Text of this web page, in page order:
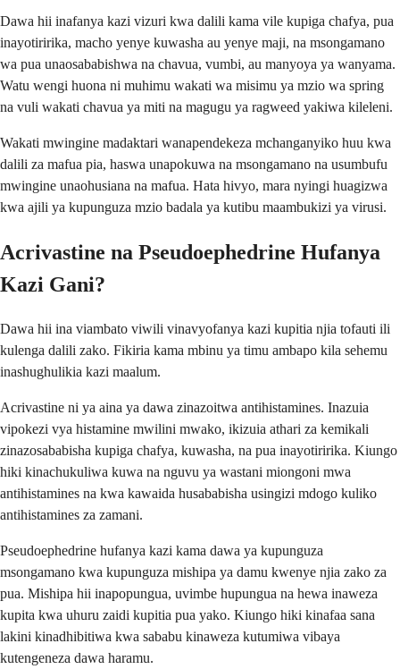
Dawa hii inafanya kazi vizuri kwa dalili kama vile kupiga chafya, pua
inayotiririka, macho yenye kuwasha au yenye maji, na msongamano
wa pua unaosababishwa na chavua, vumbi, au manyoya ya wanyama.
Watu wengi huona ni muhimu wakati wa misimu ya mzio wa spring
na vuli wakati chavua ya miti na magugu ya ragweed yakiwa kileleni.
Wakati mwingine madaktari wanapendekeza mchanganyiko huu kwa
dalili za mafua pia, haswa unapokuwa na msongamano na usumbufu
mwingine unaohusiana na mafua. Hata hivyo, mara nyingi huagizwa
kwa ajili ya kupunguza mzio badala ya kutibu maambukizi ya virusi.
Acrivastine na Pseudoephedrine Hufanya
Kazi Gani?
Dawa hii ina viambato viwili vinavyofanya kazi kupitia njia tofauti ili
kulenga dalili zako. Fikiria kama mbinu ya timu ambapo kila sehemu
inashughulikia kazi maalum.
Acrivastine ni ya aina ya dawa zinazoitwa antihistamines. Inazuia
vipokezi vya histamine mwilini mwako, ikizuia athari za kemikali
zinazosababisha kupiga chafya, kuwasha, na pua inayotiririka. Kiungo
hiki kinachukuliwa kuwa na nguvu ya wastani miongoni mwa
antihistamines na kwa kawaida husababisha usingizi mdogo kuliko
antihistamines za zamani.
Pseudoephedrine hufanya kazi kama dawa ya kupunguza
msongamano kwa kupunguza mishipa ya damu kwenye njia zako za
pua. Mishipa hii inapopungua, uvimbe hupungua na hewa inaweza
kupita kwa uhuru zaidi kupitia pua yako. Kiungo hiki kinafaa sana
lakini kinadhibitiwa kwa sababu kinaweza kutumiwa vibaya
kutengeneza dawa haramu.